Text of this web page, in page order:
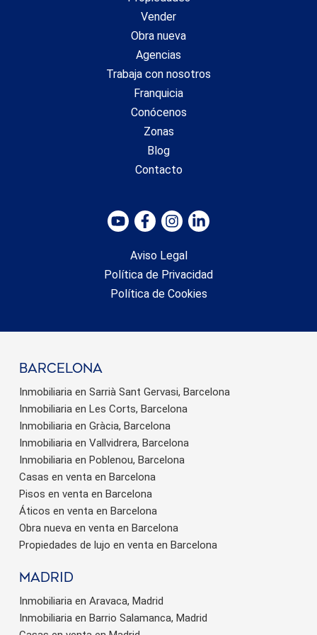
Vender
Obra nueva
Agencias
Trabaja con nosotros
Franquicia
Conócenos
Zonas
Blog
Contacto
Aviso Legal
Política de Privacidad
Política de Cookies
barcelona
Inmobiliaria en Sarrià Sant Gervasi, Barcelona
Inmobiliaria en Les Corts, Barcelona
Inmobiliaria en Gràcia, Barcelona
Inmobiliaria en Vallvidrera, Barcelona
Inmobiliaria en Poblenou, Barcelona
Casas en venta en Barcelona
Pisos en venta en Barcelona
Áticos en venta en Barcelona
Obra nueva en venta en Barcelona
Propiedades de lujo en venta en Barcelona
Madrid
Inmobiliaria en Aravaca, Madrid
Inmobiliaria en Barrio Salamanca, Madrid